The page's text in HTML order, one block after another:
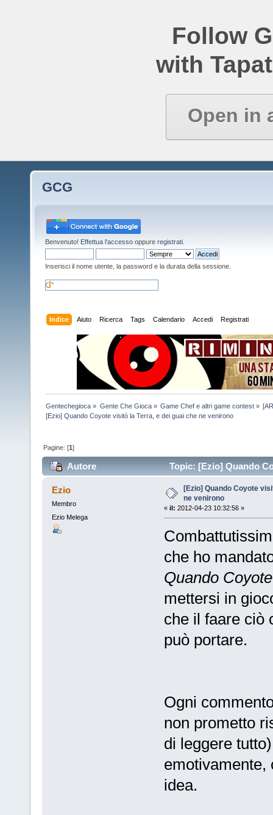
Follow
with
Open in
GCG
Benvenuto! Effettua l'accesso oppure registrati
Inserisci il nome utente, la password e la durata della sessione.
Indice Aiuto Ricerca Tags Calendario Accedi Registrati
Gentechegioca » Gente Che Gioca» Game Chef e altri game contest»
[Ezio] Quando Coyote visitò la Terra, e dei guai che ne venirono
Pagine: [1]
Autore
Topic: [Ezio] Quando
volte)
Ezio
Membro
Ezio Melega
[Ezio] Quando Coyote
ne venirono
« il: 2012-04-23 10:32:56 »
che ho
Quando
mettersi in
che il faare ciò
può portare.
Ogni
non prometto
di leggere
emotivamente,
idea.